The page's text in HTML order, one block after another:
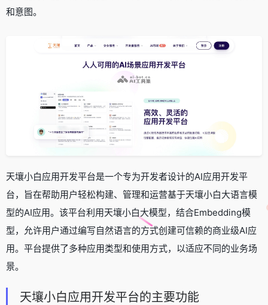
和意图。
天壤小白应用开发平台是一个专为开发者设计的AI应用开发平
台，旨在帮助用户轻松构建、管理和运营基于天壤小白大语言模
型的AI应用。该平台利用天壤小白大模型，结合Embedding模
型，允许用户通过编写自然语言的方式创建可信赖的商业级AI应
用。平台提供了多种应用类型和使用方式，以适应不同的业务场
景。
天壤小白应用开发平台的主要功能